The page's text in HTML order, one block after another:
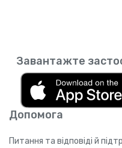
Допомога
Питання та відповіді й
Завантажте